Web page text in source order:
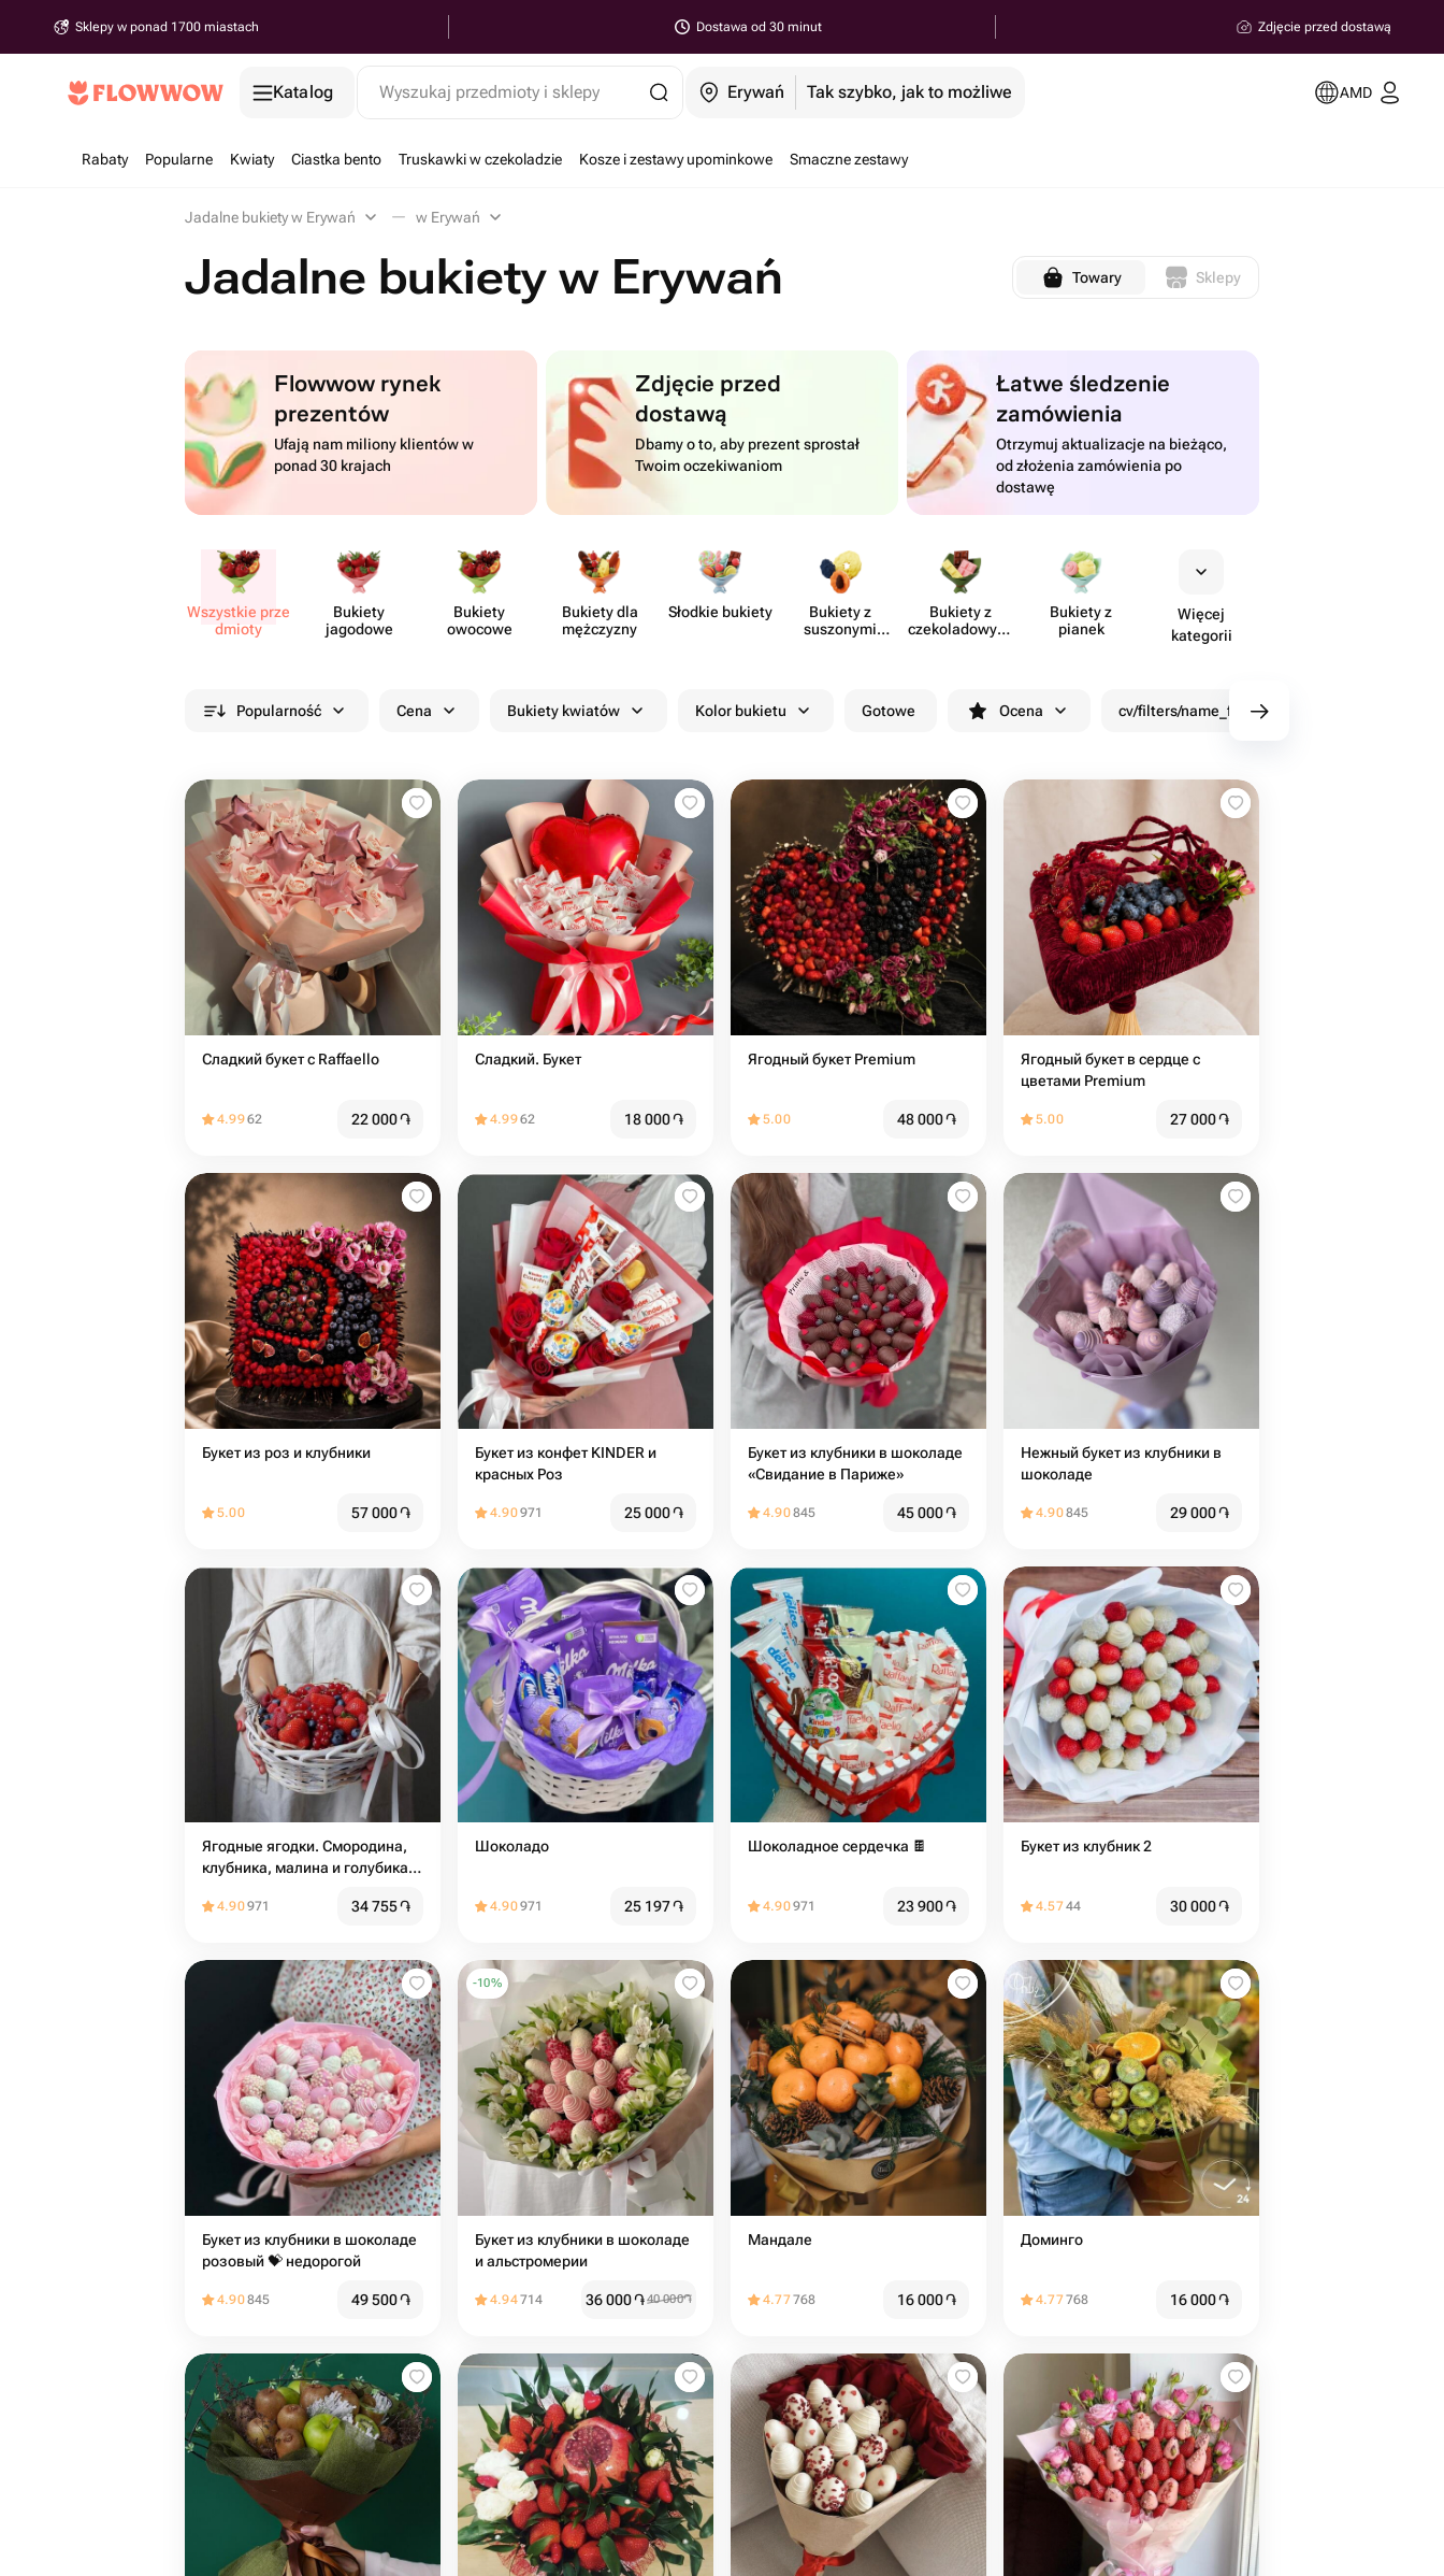
Sklepy w ponad 1700 miastach Dostawa od 30 minut Zdjęcie przed dostawą
Katalog Wyszukaj przedmioty i sklepy Erywań Tak szybko, jak to możliwe AMD
Rabaty Popularne Kwiaty Ciastka bento Truskawki w czekoladzie Kosze i zestawy upominkowe Smaczne zestawy
Jadalne bukiety w Erywań w Erywań
Jadalne bukiety w Erywań Towary Sklepy
Flowwow rynek
prezentów
Ufają nam miliony klientów w
ponad 30 krajach
Zdjęcie przed
dostawą
Dbamy o to, aby prezent sprostał
Twoim oczekiwaniom
Łatwe śledzenie
zamówienia
Otrzymuj aktualizacje na bieżąco,
od złożenia zamówienia po
dostawę
Wszystkie prze​
dmioty
Bukiety
jagodowe
Bukiety
owocowe
Bukiety dla
mężczyzny
Słodkie bukiety
Bukiety z
suszonymi
Bukiety z
czekola​dowymi
Bukiety z
pianek
Więcej
kategorii
Popularność Cena Bukiety kwiatów Kolor bukietu Gotowe Ocena cv/filters/name_fast_delivery
Сладкий букет с Raffaello
4.9962 22 000֏
Сладкий. Букет
4.9962 18 000֏
Ягодный букет Premium
5.00 48 000֏
Ягодный букет в сердце с
цветами Premium
5.00 27 000֏
Букет из роз и клубники
5.00 57 000֏
Букет из конфет KINDER и
красных Роз
4.90971 25 000֏
Букет из клубники в шоколаде
«Свидание в Париже»
4.90845 45 000֏
Нежный букет из клубники в
шоколаде
4.90845 29 000֏
Ягодные ягодки. Смородина,
клубника, малина и голубика,
4.90971 34 755֏
Шоколадо
4.90971 25 197֏
Шоколадное сердечка 🍫
4.90971 23 900֏
Букет из клубник 2
4.5744 30 000֏
Букет из клубники в шоколаде
розовый 💝️ недорогой
4.90845 49 500֏
-10%
Букет из клубники в шоколаде
и альстромерии
4.94714 36 000֏40 000֏
Мандале
4.77768 16 000֏
Доминго
4.77768 16 000֏